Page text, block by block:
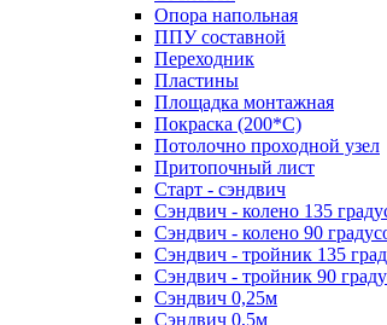
Опора напольная
ППУ составной
Переходник
Пластины
Площадка монтажная
Покраска (200*С)
Потолочно проходной узел
Притопочный лист
Старт - сэндвич
Сэндвич - колено 135
Сэндвич - колено 90
Сэндвич - тройник 135
Сэндвич - тройник 90
Сэндвич 0,25м
Сэндвич 0,5м